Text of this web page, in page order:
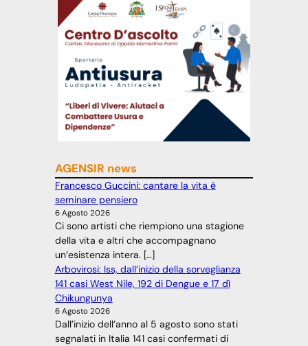
AGENSIR news
Francesco Guccini: cantare la vita è
seminare pensiero
6 Agosto 2026
Ci sono artisti che riempiono una stagione
della vita e altri che accompagnano
un’esistenza intera. […]
Arbovirosi: Iss, dall’inizio della sorveglianza
141 casi West Nile, 192 di Dengue e 17 dì
Chikungunya
6 Agosto 2026
Dall’inizio dell’anno al 5 agosto sono stati
segnalati in Italia 141 casi confermati di